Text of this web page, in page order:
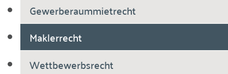
Gewerberaummietrecht
Maklerrecht
Wettbewerbsrecht